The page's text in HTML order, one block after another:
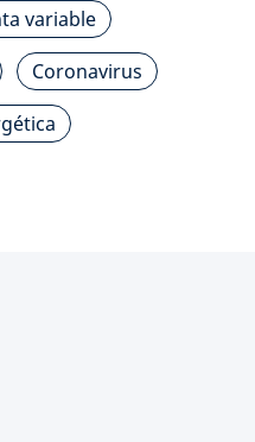
variable
Coronavirus